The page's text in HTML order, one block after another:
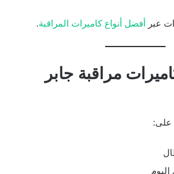
عبر أفضل أنواع كاميرات المراقبة.
مراقبة جابر
على: